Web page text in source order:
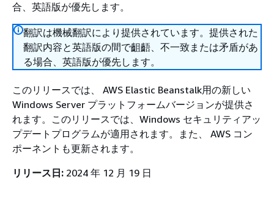
合、英語版が優先します。
翻訳は機械翻訳により提供されています。提供された
翻訳内容と英語版の間で齟齬、不一致または矛盾があ
る場合、英語版が優先します。
このリリースでは、 AWS Elastic Beanstalk用の新しい
Windows Server プラットフォームバージョンが提供さ
れます。このリリースでは、Windows セキュリティアッ
プデートプログラムが適用されます。また、 AWS コン
ポーネントも更新されます。
リリース日: 2024 年 12 月 19 日